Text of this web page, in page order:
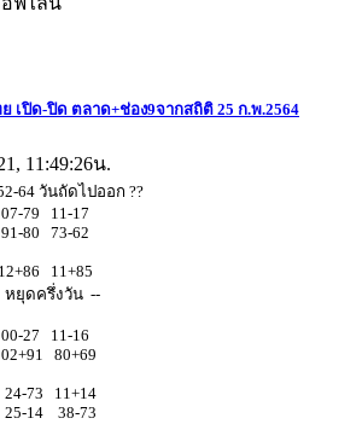
เปิด-ปิด ตลาด+ช่อง9จากสถิติ 25 ก.พ.2564
11:49:26น.
64 วันถัดไปออก ??
79 11-17
80 73-62
11+85
ยุดครึ่งวัน --
27 11-16
80+69
73 11+14
14 38-73